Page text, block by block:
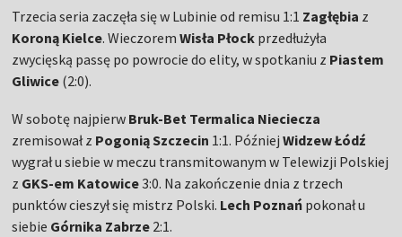
Trzecia seria zaczęła się w Lubinie od remisu 1:1 Zagłębia z
Koroną Kielce. Wieczorem Wisła Płock przedłużyła
zwycięską passę po powrocie do elity, w spotkaniu z Piastem
Gliwice (2:0).
W sobotę najpierw Bruk-Bet Termalica Nieciecza
zremisował z Pogonią Szczecin 1:1. PóźniejWidzew Łódź
wygrał u siebie w meczu transmitowanym w Telewizji Polskiej
z GKS-em Katowice3:0. Na zakończenie dnia z trzech
punktów cieszył się mistrz Polski. Lech Poznań pokonał u
siebie Górnika Zabrze 2:1.